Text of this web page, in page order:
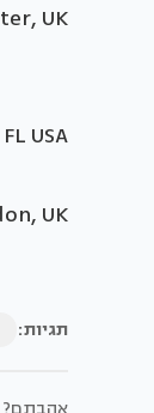
UK
USA
UK
תגיות: